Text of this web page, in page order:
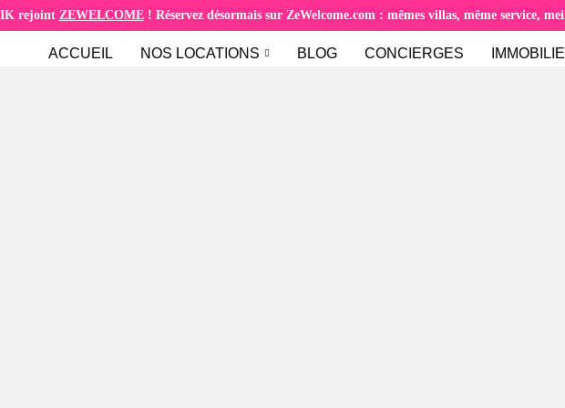
rejoint ZEWELCOME! Réservez désormais sur ZeWelcome.com : mêmes villas, même service,
ACCUEIL NOS LOCATIONS BLOG CONCIERGES